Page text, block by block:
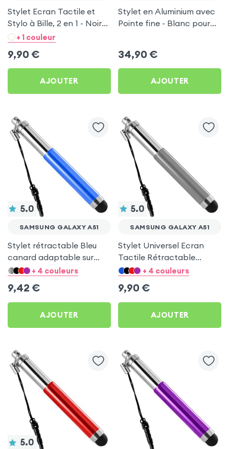
Stylet Ecran Tactile et
Stylo à Bille, 2 en 1 - Noir
pour Samsung Galaxy A51
+ 1 couleur
9,90 €
AJOUTER
Stylet en Aluminium avec
Pointe fine - Blanc pour
34,90 €
AJOUTER
5.0
SAMSUNG GALAXY A51
Stylet rétractable Bleu
canard adaptable sur
Jack 35 pour Samsung
+ 4 couleurs
9,42 €
AJOUTER
5.0
SAMSUNG GALAXY A51
Stylet Universel Ecran
Tactile Rétractable
Argenté Adaptable Jack
Galaxy A51
+ 4 couleurs
9,90 €
AJOUTER
5.0